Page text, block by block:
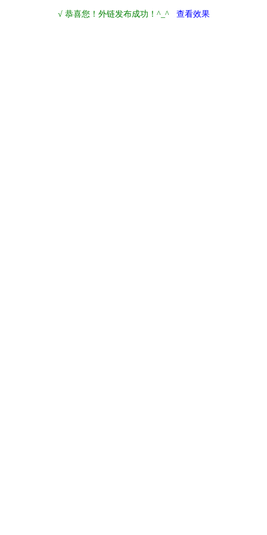
√ 恭喜您！外链发布成功！^_^ 查看效果